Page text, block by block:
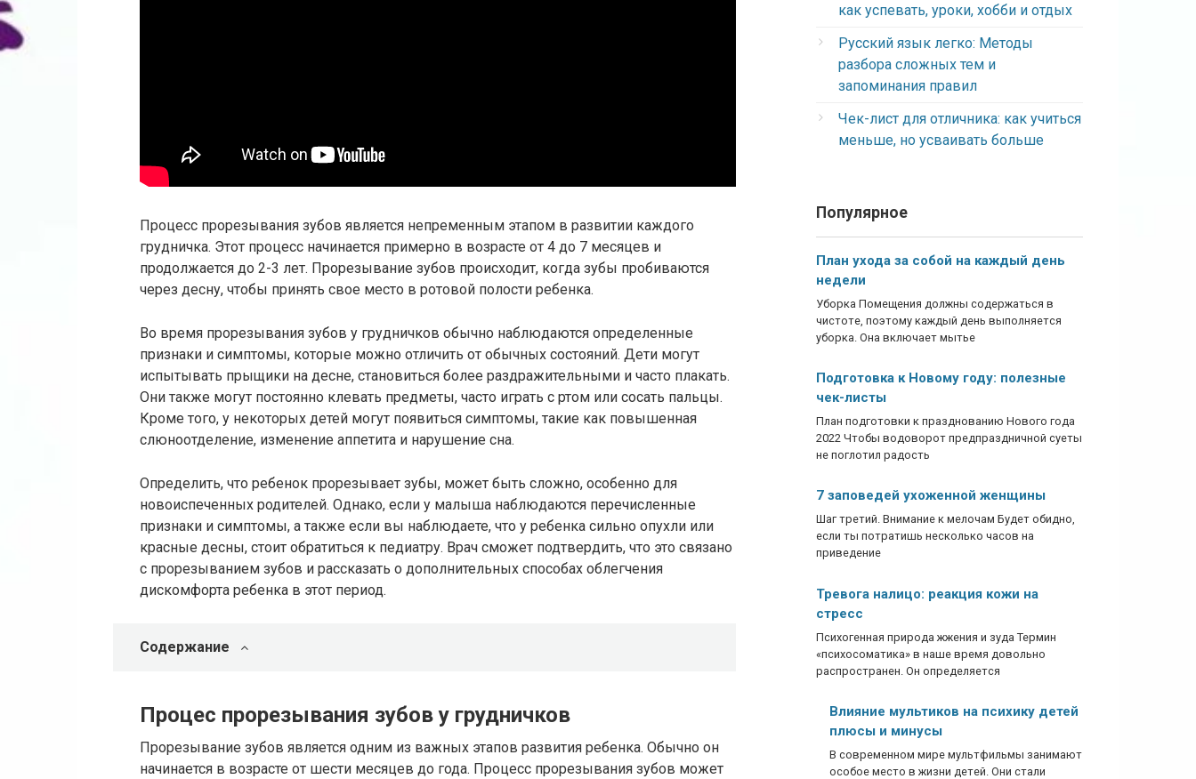
Процесс прорезывания зубов является непременным этапом в развитии каждого
грудничка. Этот процесс начинается примерно в возрасте от 4 до 7 месяцев и
продолжается до 2-3 лет. Прорезывание зубов происходит, когда зубы пробиваются
через десну, чтобы принять свое место в ротовой полости ребенка.
Во время прорезывания зубов у грудничков обычно наблюдаются определенные
признаки и симптомы, которые можно отличить от обычных состояний. Дети могут
испытывать прыщики на десне, становиться более раздражительными и часто плакать.
Они также могут постоянно клевать предметы, часто играть с ртом или сосать пальцы.
Кроме того, у некоторых детей могут появиться симптомы, такие как повышенная
слюноотделение, изменение аппетита и нарушение сна.
Определить, что ребенок прорезывает зубы, может быть сложно, особенно для
новоиспеченных родителей. Однако, если у малыша наблюдаются перечисленные
признаки и симптомы, а также если вы наблюдаете, что у ребенка сильно опухли или
красные десны, стоит обратиться к педиатру. Врач сможет подтвердить, что это связано
с прорезыванием зубов и рассказать о дополнительных способах облегчения
дискомфорта ребенка в этот период.
Содержание
Процес прорезывания зубов у грудничков
Прорезывание зубов является одним из важных этапов развития ребенка. Обычно он
начинается в возрасте от шести месяцев до года. Процесс прорезывания зубов может
как успевать, уроки, хобби и отдых
Русский язык легко: Методы
разбора сложных тем и
запоминания правил
Чек-лист для отличника: как учиться
меньше, но усваивать больше
Популярное
План ухода за собой на каждый день
недели
Уборка Помещения должны содержаться в
чистоте, поэтому каждый день выполняется
уборка. Она включает мытье
Подготовка к Новому году: полезные
чек-листы
План подготовки к празднованию Нового года
2022 Чтобы водоворот предпраздничной суеты
не поглотил радость
7 заповедей ухоженной женщины
Шаг третий. Внимание к мелочам Будет обидно,
если ты потратишь несколько часов на
приведение
Тревога налицо: реакция кожи на
стресс
Психогенная природа жжения и зуда Термин
«психосоматика» в наше время довольно
распространен. Он определяется
Влияние мультиков на психику детей
плюсы и минусы
В современном мире мультфильмы занимают
особое место в жизни детей. Они стали